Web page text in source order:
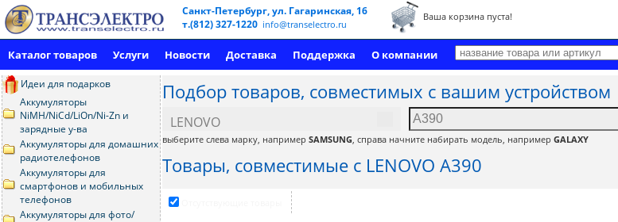
Санкт-Петербург, ул. Гагаринская, 16
т.(812) 327-1220 info@transelectro.ru
Ваша корзина пуста!
Каталог товаров Услуги Новости Доставка Поддержка О компании
Идеи для подарков
Аккумуляторы
NiMH/NiCd/LiOn/Ni-Zn и
зарядные у-ва
Аккумуляторы для домашних
радиотелефонов
Аккумуляторы для
смартфонов и мобильных
телефонов
Аккумуляторы для фото/
Подбор товаров, совместимых с вашим устройством
LENOVO
выберите слева марку, например SAMSUNG, справа начните набирать модель, например GALAXY
Товары, совместимые с LENOVO A390